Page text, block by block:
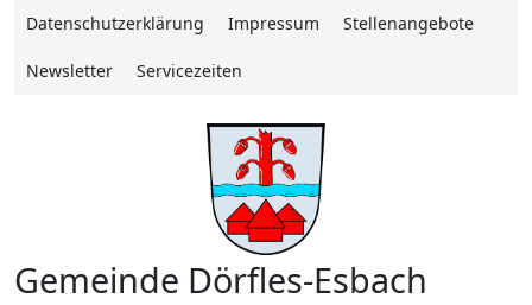
Datenschutzerklärung Impressum Stellenangebote
Newsletter Servicezeiten
Gemeinde Dörfles-Esbach